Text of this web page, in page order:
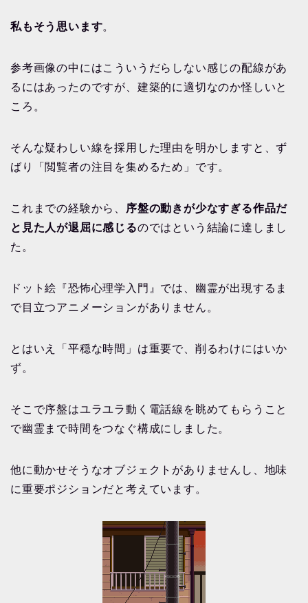
私もそう思います。
参考画像の中にはこういうだらしない感じの配線があ
るにはあったのですが、建築的に適切なのか怪しいと
ころ。
そんな疑わしい線を採用した理由を明かしますと、ず
ばり「閲覧者の注目を集めるため」です。
これまでの経験から、
序盤の動きが少なすぎる作品だ
と見た人が退屈に感じるのではという結論に達しまし
た。
ドット絵『恐怖心理学入門』では、幽霊が出現するま
で目立つアニメーションがありません。
とはいえ「平穏な時間」は重要で、削るわけにはいか
ず。
そこで序盤はユラユラ動く電話線を眺めてもらうこと
で幽霊まで時間をつなぐ構成にしました。
他に動かせそうなオブジェクトがありませんし、地味
に重要ポジションだと考えています。